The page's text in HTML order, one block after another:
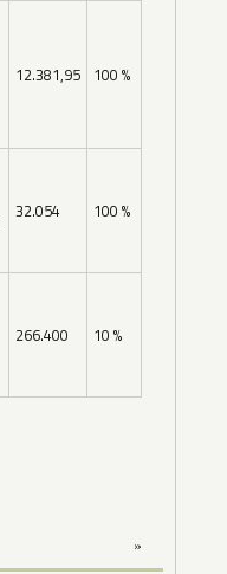
12.381,95 100 %
32.054 100 %
266.400 10 %
»